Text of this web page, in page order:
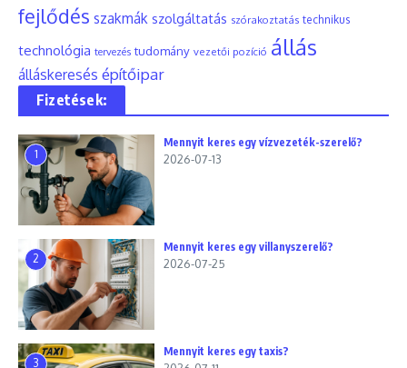
fejlődés szakmák szolgáltatás szórakoztatás technikus
technológia tervezés tudomány vezetői pozíció állás
álláskeresés építőipar
Fizetések:
1
Mennyit keres egy vízvezeték-szerelő?
2026-07-13
2
Mennyit keres egy villanyszerelő?
2026-07-25
3
Mennyit keres egy taxis?